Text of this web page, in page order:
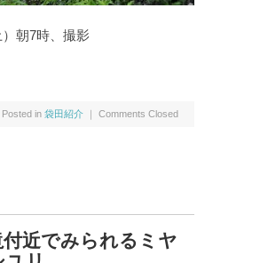
朝7時、撮影
in 袋田紹介 Comments Closed
近でみられるミヤ